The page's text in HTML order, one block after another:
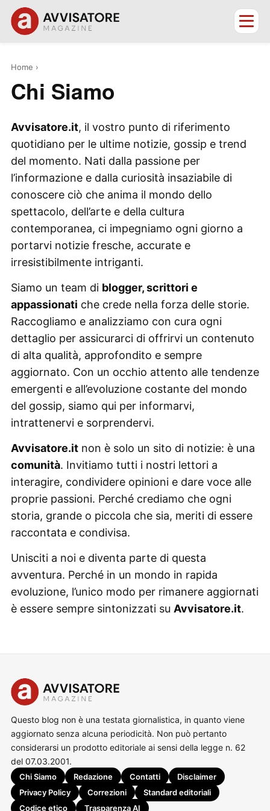
Home ›
Chi Siamo
Avvisatore.it, il vostro punto di riferimento
quotidiano per le ultime notizie, gossip e trend
del momento. Nati dalla passione per
l’informazione e dalla curiosità insaziabile di
conoscere ciò che anima il mondo dello
spettacolo, dell’arte e della cultura
contemporanea, ci impegniamo ogni giorno a
portarvi notizie fresche, accurate e
irresistibilmente intriganti.
Siamo un team di blogger, scrittori e
appassionati che crede nella forza delle storie.
Raccogliamo e analizziamo con cura ogni
dettaglio per assicurarci di offrirvi un contenuto
di alta qualità, approfondito e sempre
aggiornato. Con un occhio attento alle tendenze
emergenti e all’evoluzione costante del mondo
del gossip, siamo qui per informarvi,
intrattenervi e sorprendervi.
Avvisatore.itnon è solo un sito di notizie: è una
comunità. Invitiamo tutti i nostri lettori a
interagire, condividere opinioni e dare voce alle
proprie passioni. Perché crediamo che ogni
storia, grande o piccola che sia, meriti di essere
raccontata e condivisa.
Unisciti a noi e diventa parte di questa
avventura. Perché in un mondo in rapida
evoluzione, l’unico modo per rimanere aggiornati
è essere sempre sintonizzati su Avvisatore.it.
Questo blog non è una testata giornalistica, in quanto viene
aggiornato senza alcuna periodicità. Non può pertanto
considerarsi un prodotto editoriale ai sensi della legge n. 62
del 07.03.2001.
Chi Siamo Redazione Contatti
Disclaimer
Privacy Policy
Correzioni
Standard editoriali
Codice etico
Trasparenza AI